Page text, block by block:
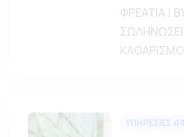
ΦΡΕΑΤΙΑ |
ΥΠΗΡΕΣΙΕΣ